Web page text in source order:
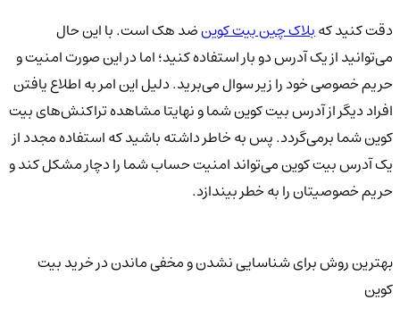
دقت کنید کهبلاک چین بیت کوینضد هک است. با این حال
می‌توانید از یک آدرس دو بار استفاده کنید؛ اما در این صورت امنیت و
حریم خصوصی خود را زیر سوال می‌برید. دلیل این امر به اطلاع یافتن
افراد دیگر از آدرس بیت کوین شما و نهایتا مشاهده تراکنش‌های بیت
کوین شما برمی‌گردد. پس به خاطر داشته باشید که استفاده مجدد از
یک آدرس بیت کوین می‌تواند امنیت حساب شما را دچار مشکل کند و
حریم خصوصیتان را به خطر بیندازد.
بهترین روش برای شناسایی نشدن و مخفی ماندن در خرید بیت
کوین